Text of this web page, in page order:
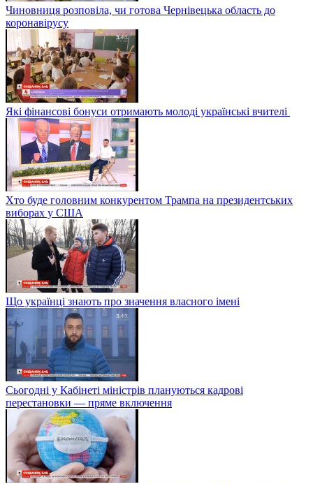
Чиновниця розповіла, чи готова Чернівецька область до
коронавірусу
Які фінансові бонуси отримають молоді українські вчителі
Хто буде головним конкурентом Трампа на президентських
виборах у США
Що українці знають про значення власного імені
Сьогодні у Кабінеті міністрів плануються кадрові
перестановки — пряме включення